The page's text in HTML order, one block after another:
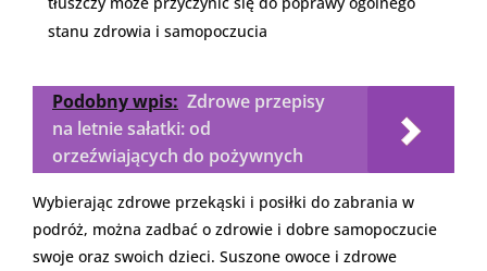
stanu zdrowia i samopoczucia
Podobny wpis: Zdrowe przepisy
na letnie sałatki: od
orzeźwiających do pożywnych
Wybierając zdrowe przekąski i posiłki do zabrania w
podróż, można zadbać o zdrowie i dobre samopoczucie
swoje oraz swoich dzieci. Suszone owoce i zdrowe